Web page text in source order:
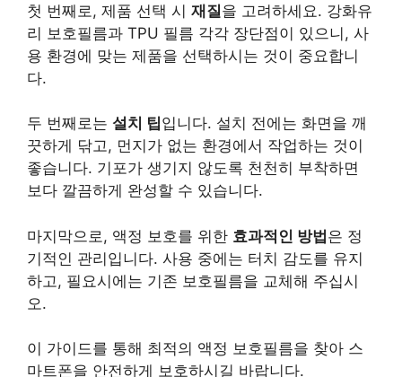
첫 번째로, 제품 선택 시 재질을 고려하세요. 강화유
리 보호필름과 TPU 필름 각각 장단점이 있으니, 사
용 환경에 맞는 제품을 선택하시는 것이 중요합니
다.
두 번째로는 설치 팁입니다. 설치 전에는 화면을 깨
끗하게 닦고, 먼지가 없는 환경에서 작업하는 것이
좋습니다. 기포가 생기지 않도록 천천히 부착하면
보다 깔끔하게 완성할 수 있습니다.
마지막으로, 액정 보호를 위한 효과적인 방법은 정
기적인 관리입니다. 사용 중에는 터치 감도를 유지
하고, 필요시에는 기존 보호필름을 교체해 주십시
오.
이 가이드를 통해 최적의 액정 보호필름을 찾아 스
마트폰을 안전하게 보호하시길 바랍니다.